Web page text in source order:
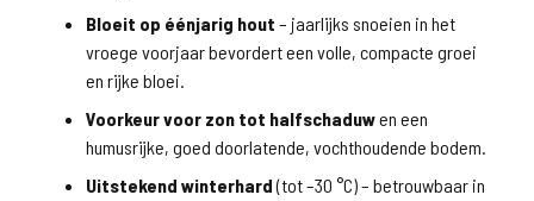
Bloeit op éénjarig hout – jaarlijks snoeien in het
vroege voorjaar bevordert een volle, compacte groei
en rijke bloei.
Voorkeur voor zon tot halfschaduwen een
humusrijke, goed doorlatende, vochthoudende bodem.
Uitstekend winterhard(tot –30 °C) – betrouwbaar in